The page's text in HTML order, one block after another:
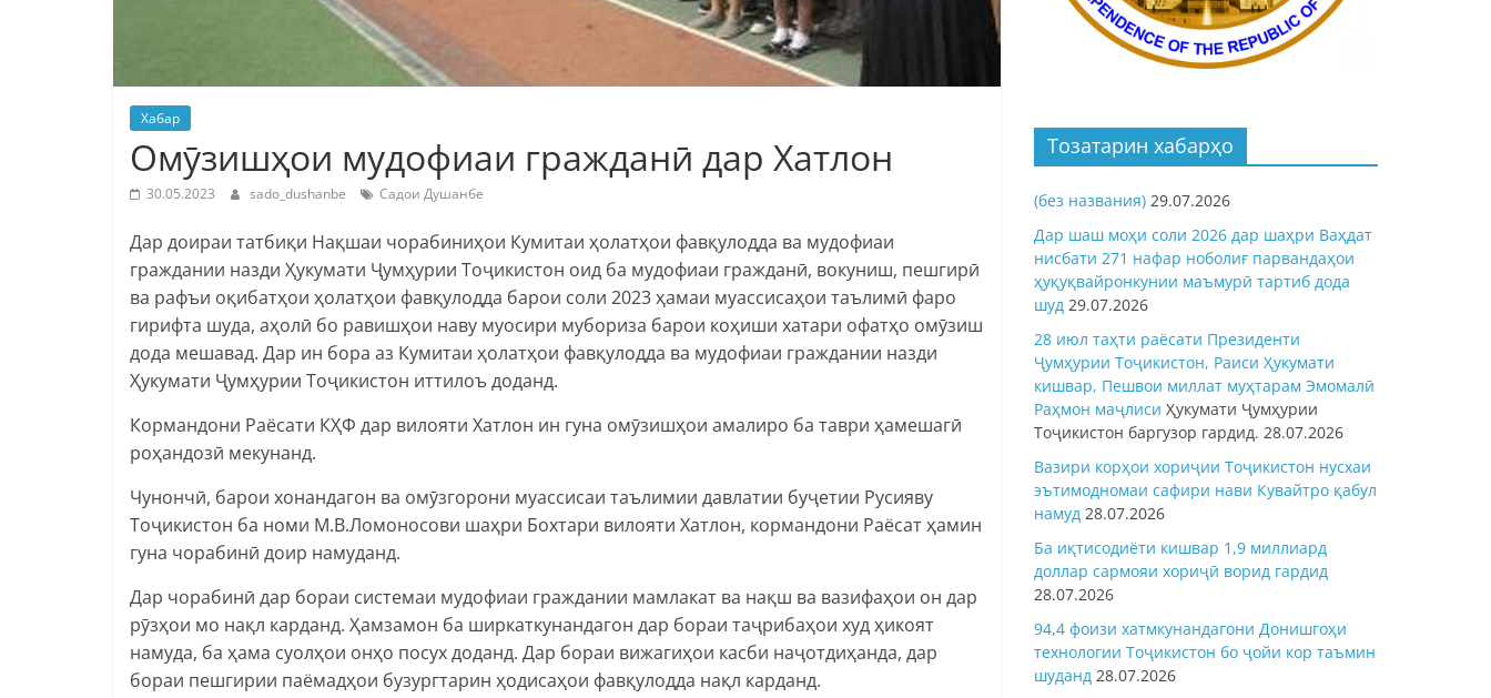
Хабар
Омӯзишҳои мудофиаи гражданӣ дар Хатлон
30.05.2023 sado_dushanbe Садои Душанбе
Дар доираи татбиқи Нақшаи чорабиниҳои Кумитаи ҳолатҳои фавқулодда ва мудофиаи
граждании назди Ҳукумати Ҷумҳурии Тоҷикистон оид ба мудофиаи гражданӣ, вокуниш, пешгирӣ
ва рафъи оқибатҳои ҳолатҳои фавқулодда барои соли 2023 ҳамаи муассисаҳои таълимӣ фаро
гирифта шуда, аҳолӣ бо равишҳои наву муосири мубориза барои коҳиши хатари офатҳо омӯзиш
дода мешавад. Дар ин бора аз Кумитаи ҳолатҳои фавқулодда ва мудофиаи граждании назди
Ҳукумати Ҷумҳурии Тоҷикистон иттилоъ доданд.
Кормандони Раёсати КҲФ дар вилояти Хатлон ин гуна омӯзишҳои амалиро ба таври ҳамешагӣ
роҳандозӣ мекунанд.
Чунончӣ, барои хонандагон ва омӯзгорони муассисаи таълимии давлатии буҷетии Русияву
Тоҷикистон ба номи М.В.Ломоносови шаҳри Бохтари вилояти Хатлон, кормандони Раёсат ҳамин
гуна чорабинӣ доир намуданд.
Дар чорабинӣ дар бораи системаи мудофиаи граждании мамлакат ва нақш ва вазифаҳои он дар
рӯзҳои мо нақл карданд. Ҳамзамон ба ширкаткунандагон дар бораи таҷрибаҳои худ ҳикоят
намуда, ба ҳама суолҳои онҳо посух доданд. Дар бораи вижагиҳои касби наҷотдиҳанда, дар
бораи пешгирии паёмадҳои бузургтарин ҳодисаҳои фавқулодда нақл карданд.
Тозатарин хабарҳо
(без названия) 29.07.2026
Дар шаш моҳи соли 2026 дар шаҳри Ваҳдат
нисбати 271 нафар ноболиғ парвандаҳои
ҳуқуқвайронкунии маъмурӣ тартиб дода
шуд 29.07.2026
28 июл таҳти раёсати Президенти
Ҷумҳурии Тоҷикистон, Раиси Ҳукумати
кишвар, Пешвои миллат муҳтарам Эмомалӣ
Раҳмон маҷлиси Ҳукумати Ҷумҳурии
Тоҷикистон баргузор гардид. 28.07.2026
Вазири корҳои хориҷии Тоҷикистон нусхаи
эътимодномаи сафири нави Кувайтро қабул
намуд 28.07.2026
Ба иқтисодиёти кишвар 1,9 миллиард
доллар сармояи хориҷӣ ворид гардид
28.07.2026
94,4 фоизи хатмкунандагони Донишгоҳи
технологии Тоҷикистон бо ҷойи кор таъмин
шуданд 28.07.2026